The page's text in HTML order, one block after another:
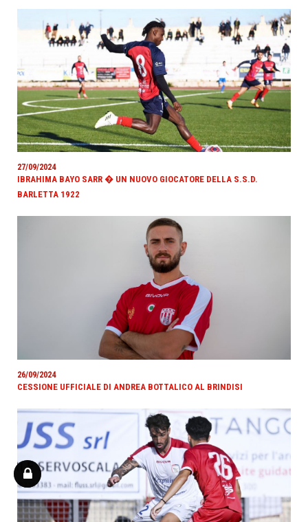
27/09/2024
IBRAHIMA BAYO SARR � UN NUOVO GIOCATORE DELLA S.S.D.
BARLETTA 1922
26/09/2024
CESSIONE UFFICIALE DI ANDREA BOTTALICO AL BRINDISI